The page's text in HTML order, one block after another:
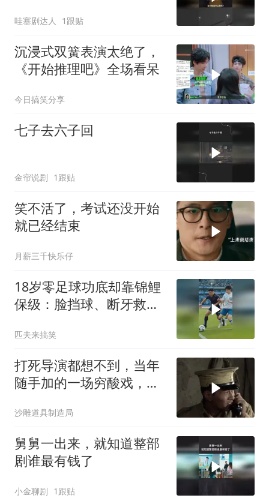
哇塞剧达人 1跟贴
沉浸式双簧表演太绝了，
《开始推理吧》全场看呆
今日搞笑分享
七子去六子回
金帘说剧 1跟贴
笑不活了，考试还没开始
就已经结束
月薪三千快乐仔
18岁零足球功底却靠锦鲤
保级：脸挡球、断牙救
匹夫来搞笑
打死导演都想不到，当年
随手加的一场穷酸戏，竟
沙雕道具制造局
舅舅一出来，就知道整部
剧谁最有钱了
小金聊剧 1跟贴